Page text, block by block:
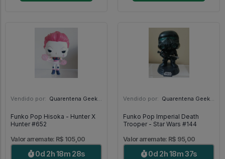
Vendido por: Quarentena Geek Store - SP
Funko Pop Hisoka - Hunter X
Hunter #652
Valor arremate: R$ 105,00
0d 2h 18m 26s
Vendido por: Quarentena Geek Store - SP
Funko Pop Imperial Death
Trooper - Star Wars #144
Valor arremate: R$ 95,00
0d 2h 18m 35s